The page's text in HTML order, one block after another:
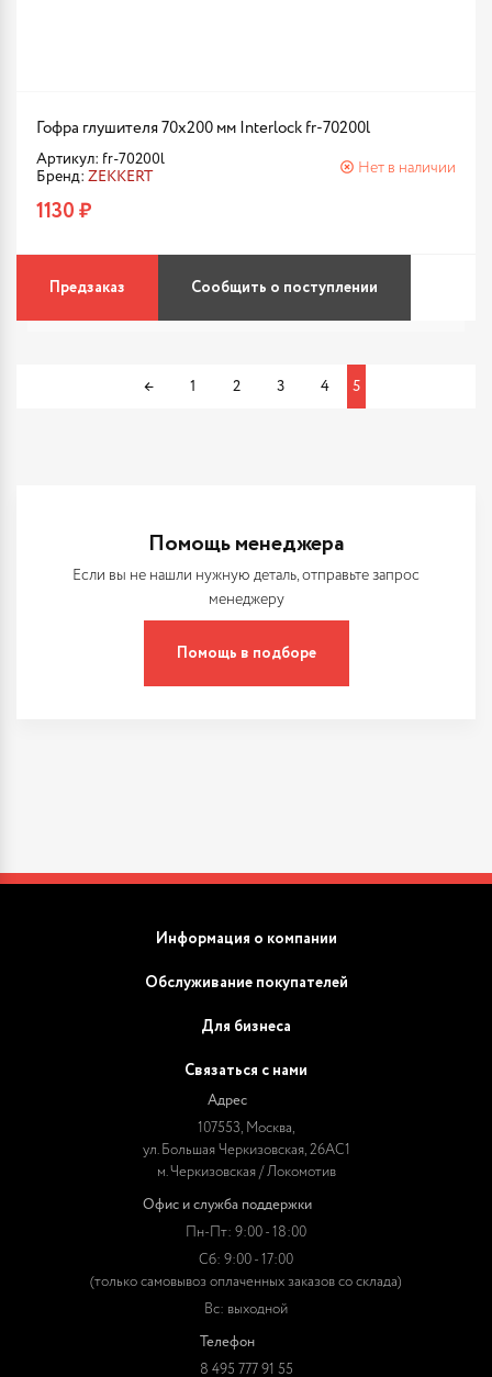
Гофра глушителя 70x200 мм Interlock fr-70200l
Артикул: fr-70200l
Бренд: ZEKKERT
Нет в наличии
1130 ₽
Предзаказ Сообщить о поступлении
← 1 2 3 4 5
Помощь менеджера
Если вы не нашли нужную деталь, отправьте запрос
менеджеру
Помощь в подборе
Информация о компании
Обслуживание покупателей
Для бизнеса
Связаться с нами
Адрес
107553, Москва,
ул. Большая Черкизовская, 26АС1
м. Черкизовская / Локомотив
Офис и служба поддержки
Пн-Пт: 9:00 - 18:00
Сб: 9:00 - 17:00
(только самовывоз оплаченных заказов со склада)
Вс: выходной
Телефон
8 495 777 91 55